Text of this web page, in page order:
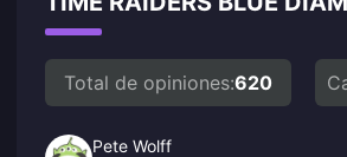
Total de opiniones:620
Pete Wolff